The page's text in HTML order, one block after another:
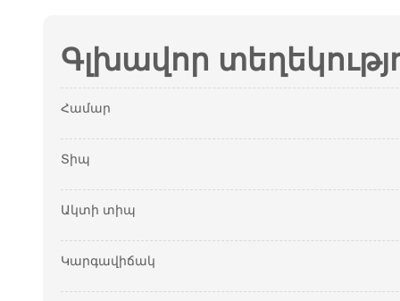
Գլխավոր
Համար
Տիպ
Ակտի տիպ
Կարգավիճակ